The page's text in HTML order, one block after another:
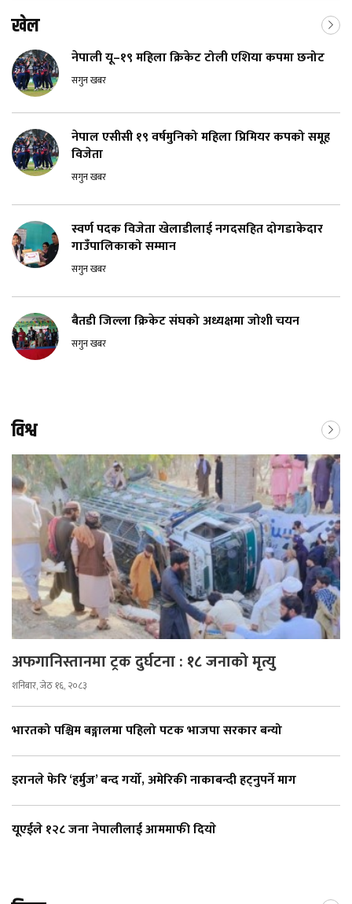
खेल
नेपाली यू–१९ महिला क्रिकेट टोली एशिया कपमा छनोट
सगुन खबर
नेपाल एसीसी १९ वर्षमुनिको महिला प्रिमियर कपको समूह
विजेता
सगुन खबर
स्वर्ण पदक विजेता खेलाडीलाई नगदसहित दोगडाकेदार
गाउँपालिकाको सम्मान
सगुन खबर
बैतडी जिल्ला क्रिकेट संघको अध्यक्षमा जोशी चयन
सगुन खबर
विश्व
अफगानिस्तानमा ट्रक दुर्घटना : १८ जनाको मृत्यु
शनिबार, जेठ १६, २०८३
भारतको पश्चिम बङ्गालमा पहिलो पटक भाजपा सरकार बन्यो
इरानले फेरि ‘हर्मुज’ बन्द गर्यो, अमेरिकी नाकाबन्दी हट्नुपर्ने माग
यूएईले १२८ जना नेपालीलाई आममाफी दियाे